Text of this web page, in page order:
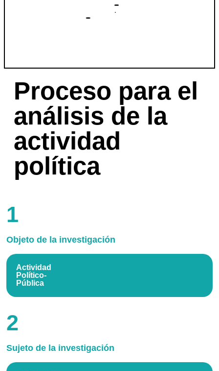
Proceso para el
análisis de la
actividad
política
1
Objeto de la investigación
Actividad
Político-
Pública
2
Sujeto de la investigación